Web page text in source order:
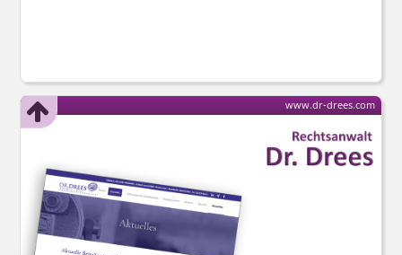
www.dr-drees.com